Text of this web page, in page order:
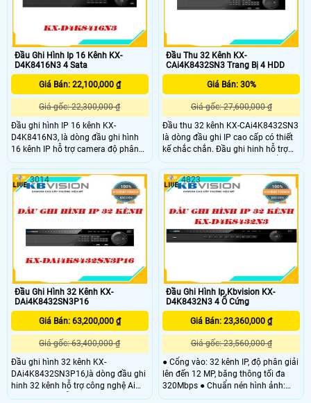
Đầu Ghi Hình Ip 16 Kênh KX-
D4K8416N3 4 Sata
Giá Bán: 22,100,000 ₫
Giá gốc: 22,300,000 ₫
Đầu ghi hình IP 16 kênh KX-
D4K8416N3, là dòng đầu ghi hình
16 kênh IP hỗ trợ camera độ phân
giải tối đa 12 Megapixel. băng
thông 320Mbps. Hỗ trợ 4 SATA x 10
TB . Đây là dòng dầu ghi cao cấp hỗ
trợ nhiều chức nằng tiên tiến
Đầu Thu 32 Kênh KX-
CAi4K8432SN3 Trang Bị 4 HDD
Giá Bán: 30%
Giá gốc: 27,600,000 ₫
Đầu thu 32 kênh KX-CAi4K8432SN3
là dòng đầu ghi IP cao cấp có thiết
kế chắc chắn. Đầu ghi hinh hỗ trợ
32 kênh camera theo tiêu chuẩn 4K,
hỗ trợ nhận diện khuông mặt. băng
thông tối da 256Mbps. Hỗ trợ lưu
Đầu Ghi Hình 32 Kênh KX-
DAi4K8432SN3P16
Giá Bán: 63,200,000 ₫
Giá gốc: 63,400,000 ₫
Đầu ghi hình 32 kênh KX-
DAi4K8432SN3P16,là dòng đầu ghi
hinh 32 kênh hỗ trợ công nghệ Ai
thông minh. Hỗ trợ 32 kênh ip độ
3014
Đầu Ghi Hình Ip Kbvision KX-
D4K8432N3 4 Ổ Cứng
Giá Bán: 23,360,000 ₫
Giá gốc: 23,560,000 ₫
● Cổng vào: 32 kênh IP, độ phân giải
lên đến 12 MP, băng thông tối đa
320Mbps ● Chuẩn nén hình ảnh:
H.265+/H.265/H.264+/H
4823